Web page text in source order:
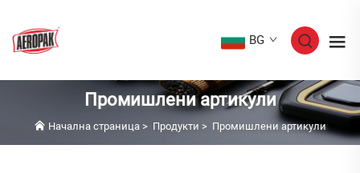
BG
Промишлени артикули
Начална страница > Продукти > Промишлени артикули